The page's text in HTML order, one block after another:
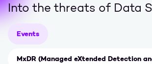
Into the threats of Data
Events
MxDR (Managed eXtended Detection